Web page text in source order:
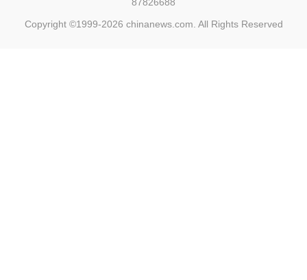
Copyright ©1999-2026 chinanews.com. All Rights Reserved